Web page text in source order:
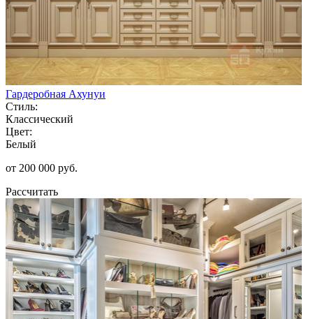
Гардеробная Ахунуи
Стиль:
Классический
Цвет:
Белый
от 200 000 руб.
Рассчитать